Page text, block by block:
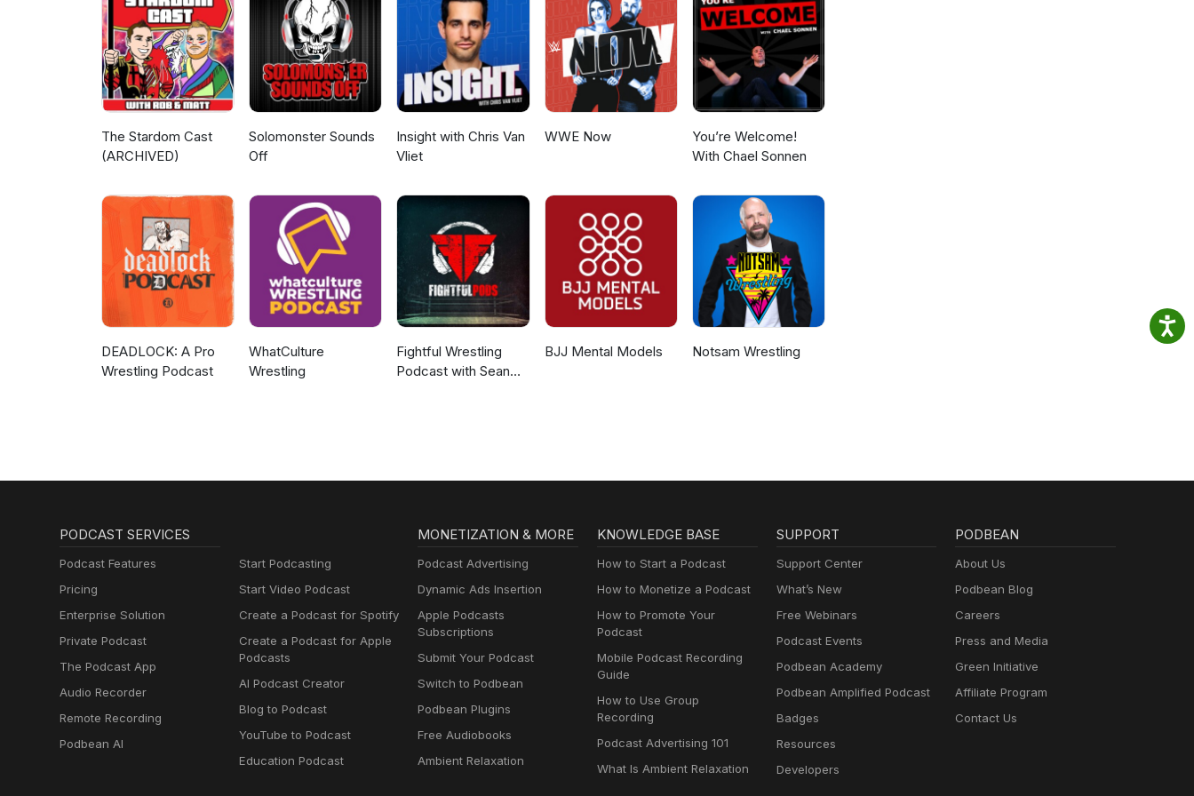
The Stardom Cast
(ARCHIVED)
Solomonster Sounds
Off
Insight with Chris Van
Vliet
WWE Now
You’re Welcome!
With Chael Sonnen
DEADLOCK: A Pro
Wrestling Podcast
WhatCulture
Wrestling
Fightful Wrestling
Podcast with Sean
BJJ Mental Models Notsam Wrestling
PODCAST SERVICES
Podcast Features
Pricing
Enterprise Solution
Private Podcast
The Podcast App
Audio Recorder
Remote Recording
Podbean AI
Start Podcasting
Start Video Podcast
Create a Podcast for Spotify
Create a Podcast for Apple
Podcasts
AI Podcast Creator
Blog to Podcast
YouTube to Podcast
Education Podcast
MONETIZATION & MORE
Podcast Advertising
Dynamic Ads Insertion
Apple Podcasts
Subscriptions
Submit Your Podcast
Switch to Podbean
Podbean Plugins
Free Audiobooks
Ambient Relaxation
KNOWLEDGE BASE
How to Start a Podcast
How to Monetize a Podcast
How to Promote Your
Podcast
Mobile Podcast Recording
Guide
How to Use Group
Recording
Podcast Advertising 101
What Is Ambient Relaxation
SUPPORT
Support Center
What’s New
Free Webinars
Podcast Events
Podbean Academy
Podbean Amplified Podcast
Badges
Resources
Developers
PODBEAN
About Us
Podbean Blog
Careers
Press and Media
Green Initiative
Affiliate Program
Contact Us